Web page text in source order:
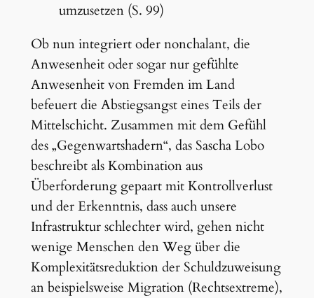
umzusetzen (S. 99)
Ob nun integriert oder nonchalant, die
Anwesenheit oder sogar nur gefühlte
Anwesenheit von Fremden im Land
befeuert die Abstiegsangst eines Teils der
Mittelschicht. Zusammen mit dem Gefühl
des „Gegenwartshadern“, das Sascha Lobo
beschreibt als Kombination aus
Überforderung gepaart mit Kontrollverlust
und der Erkenntnis, dass auch unsere
Infrastruktur schlechter wird, gehen nicht
wenige Menschen den Weg über die
Komplexitätsreduktion der Schuldzuweisung
an beispielsweise Migration (Rechtsextreme),